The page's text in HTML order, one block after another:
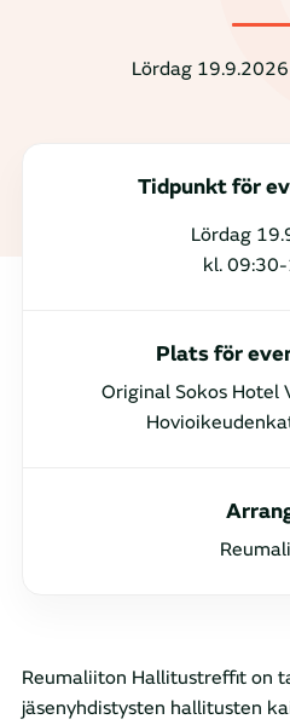
Lördag 19.9.2026
Tidpunkt för
Lördag
kl.
Plats för
Original Sokos Hotel
Reumaliiton Hallitustreffit on
jäsenyhdistysten hallitusten